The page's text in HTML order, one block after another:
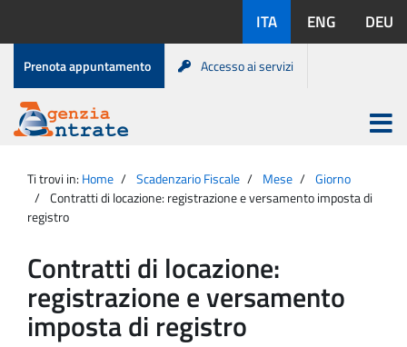
contenuto
disponibili:
ITA ENG DEU
Menu
di
servizio
Prenota appuntamento Accesso ai servizi
Agenzia
Entrate
Apri
menu
principale
Ti trovi in: Home Scadenzario Fiscale Mese
Giorno
Contratti di locazione: registrazione e versamento imposta di
registro
Contratti di locazione:
registrazione e versamento
imposta di registro